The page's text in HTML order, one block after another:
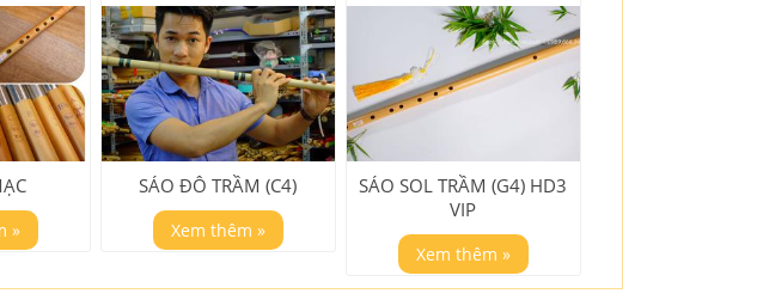
»
SÁO ĐÔ TRẦM (C4)
Xem thêm »
SÁO SOL TRẦM (G4) HD3
VIP
Xem thêm »